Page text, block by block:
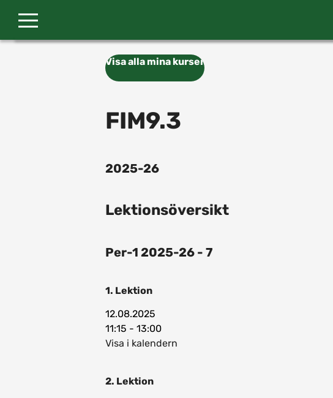
Visa alla mina kurser
FIM9.3
2025-26
Lektionsöversikt
Per-1 2025-26 - 7
1. Lektion
12.08.2025
11:15 - 13:00
Visa i kalendern
2. Lektion